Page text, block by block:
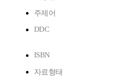
주제어
DDC
ISBN
자료형태